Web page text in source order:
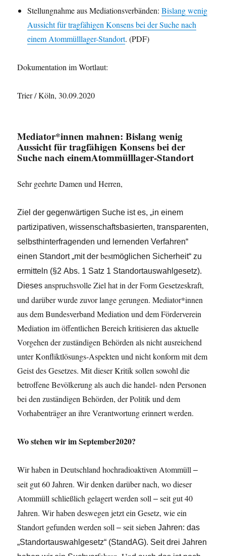
Stellungnahme aus Mediationsverbänden:Bislang wenig
Aussicht für tragfähigen Konsens bei der Suche nach
einem Atommülllager-Standort. (PDF)
Dokumentation im Wortlaut:
Trier / Köln, 30.09.2020
Mediator*innen mahnen: Bislang wenig
Aussicht für tragfähigen Konsens bei der
Suche nach einemAtommülllager-Standort
Sehr geehrte Damen und Herren,
Ziel dergegenwärtigen Suche istes, „in einem
partizipativen, wissenschaftsbasierten, transparenten,
selbsthinterfragenden und lernenden Verfahren“
einen Standort„mit der bestmöglichen Sicherheit“ zu
ermitteln (§2 Abs. 1 Satz 1 Standortauswahlgesetz).
Dieses anspruchsvolle Ziel hat in der Form Gesetzeskraft,
und darüber wurde zuvor lange gerungen. Mediator*innen
aus dem Bundesverband Mediation und dem Förderverein
Mediation im öffentlichen Bereich kritisieren das aktuelle
Vorgehen der zuständigen Behörden als nicht ausreichend
unter Konfliktlösungs-Aspekten und nicht konform mit dem
Geist des Gesetzes. Mit dieser Kritik sollen sowohl die
betroffene Bevölkerung als auch die handel- nden Personen
bei den zuständigen Behörden, der Politik und dem
Vorhabenträger an ihre Verantwortung erinnert werden.
Wo stehen wir im September2020?
Wir haben in Deutschland hochradioaktiven Atommüll–
seit gut 60 Jahren. Wir denken darüber nach, wo dieser
Atommüll schließlich gelagert werden soll– seit gut 40
Jahren. Wir haben deswegen jetzt ein Gesetz, wie ein
Standort gefunden werden soll– seit siebenJahren: das
„Standortauswahlgesetz“ (StandAG). Seit dreiJahren